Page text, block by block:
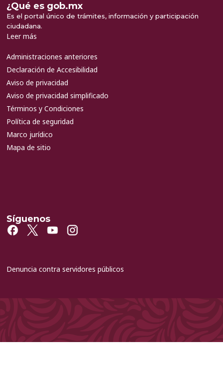
¿Qué es gob.mx
Es el portal único de trámites, información y participación
ciudadana.
Leer más
Administraciones anteriores
Declaración de Accesibilidad
Aviso de privacidad
Aviso de privacidad simplificado
Términos y Condiciones
Política de seguridad
Marco jurídico
Mapa de sitio
Síguenos
Denuncia contra servidores públicos